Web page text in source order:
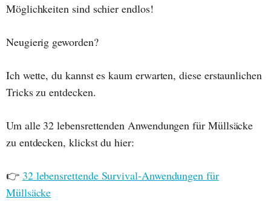
Möglichkeiten sind schier endlos!
Neugierig geworden?
Ich wette, du kannst es kaum erwarten, diese erstaunlichen
Tricks zu entdecken.
Um alle 32 lebensrettenden Anwendungen für Müllsäcke
zu entdecken, klickst du hier:
👉 32 lebensrettende Survival-Anwendungen für
Müllsäcke